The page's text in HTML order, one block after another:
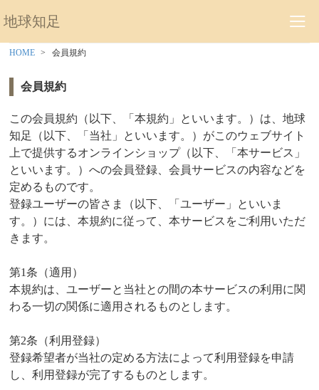
地球知足
HOME 会員規約
会員規約
この会員規約（以下、「本規約」といいます。）は、地球
知足（以下、「当社」といいます。）がこのウェブサイト
上で提供するオンラインショップ（以下、「本サービス」
といいます。）への会員登録、会員サービスの内容などを
定めるものです。
登録ユーザーの皆さま（以下、「ユーザー」といいま
す。）には、本規約に従って、本サービスをご利用いただ
きます。
第1条（適用）
本規約は、ユーザーと当社との間の本サービスの利用に関
わる一切の関係に適用されるものとします。
第2条（利用登録）
登録希望者が当社の定める方法によって利用登録を申請
し、利用登録が完了するものとします。